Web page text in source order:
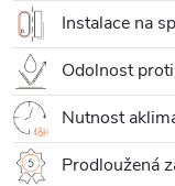
Instalace na
Odolnost
Nutnost
Prodloužená